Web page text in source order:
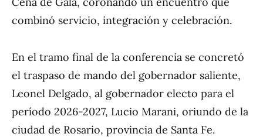
combinó servicio, integración y celebración.
En el tramo final de la conferencia se concretó
el traspaso de mando del gobernador saliente,
Leonel Delgado, al gobernador electo para el
período 2026-2027, Lucio Marani, oriundo de la
ciudad de Rosario, provincia de Santa Fe.